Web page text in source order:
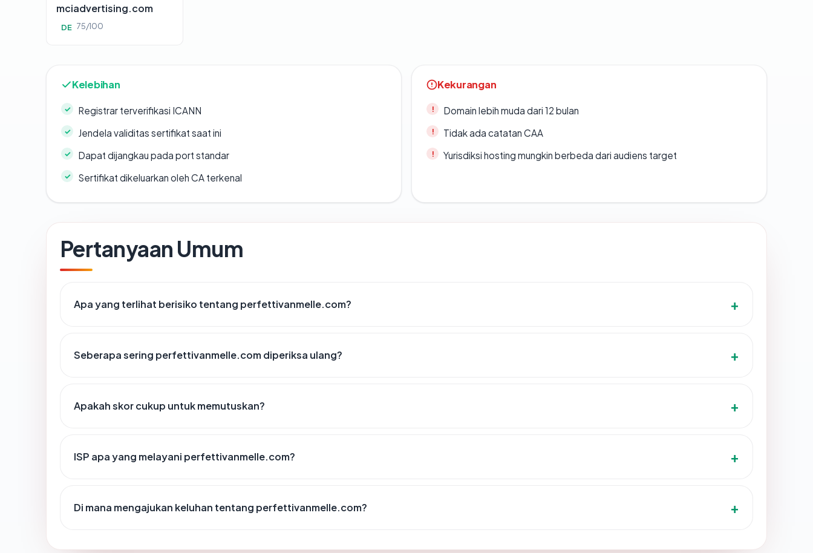
mciadvertising.com
DE 75/100
Kelebihan
Registrar terverifikasi ICANN
Jendela validitas sertifikat saat ini
Dapat dijangkau pada port standar
Sertifikat dikeluarkan oleh CA terkenal
Kekurangan
Domain lebih muda dari 12 bulan
Tidak ada catatan CAA
Yurisdiksi hosting mungkin berbeda dari audiens target
Pertanyaan Umum
Apa yang terlihat berisiko tentang perfettivanmelle.com?
Seberapa sering perfettivanmelle.com diperiksa ulang?
Apakah skor cukup untuk memutuskan?
ISP apa yang melayani perfettivanmelle.com?
Di mana mengajukan keluhan tentang perfettivanmelle.com?